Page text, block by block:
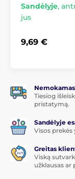
Sandėlyje,
jus
9,69 €
Tiesiog
pristatymą.
Sandėlyje
Visos prekės
Greitas
Viską
užklausas ar